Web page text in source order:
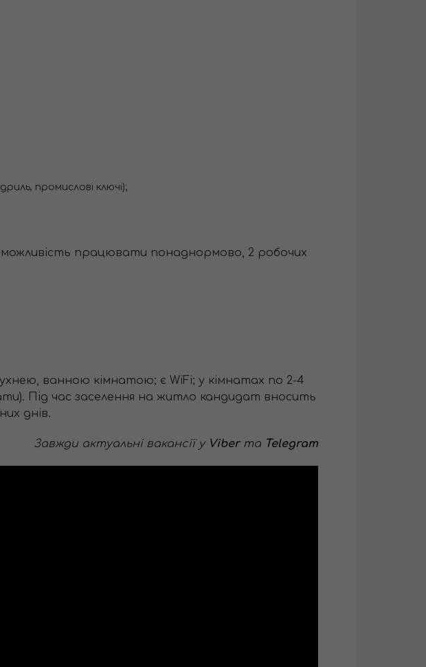
промислові ключі);
можливість працювати понаднормово, 2 робочих
ванною кімнатою; є WiFi; у кімнатах по 2-4
Під час заселення на житло кандидат вносить
днів.
Завжди актуальні вакансії у Viber та Telegram